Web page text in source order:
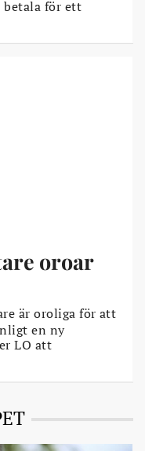
betala för ett
oroar
är oroliga för att
en ny
LO att